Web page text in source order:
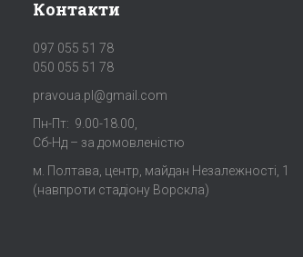
Контакти
097 055 51 78
050 055 51 78
pravoua.pl@gmail.com
Пн-Пт: 9.00-18.00,
Сб-Нд – за домовленістю
м. Полтава, центр, майдан Незалежності, 1
(навпроти стадіону Ворскла)